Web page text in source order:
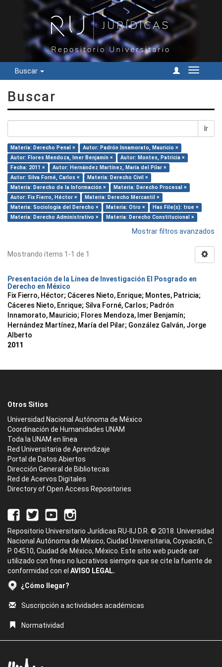
Buscar
Cambiar
Buscar
Ir
Materia: Derecho Penal ×
Autor: Padrón Innamorato, Mauricio ×
Autor: Flores Mendoza, Imer Benjamín ×
Autor: Montes, Patricia ×
Fecha: 2011 ×
Autor: Hernández Martínez, María del Pilar ×
Autor: Silva Forné, Carlos ×
Materia: Derecho Civil ×
Materia: Derecho de la Información ×
Materia: Derecho Procesal ×
Autor: Fix Fierro, Héctor ×
Materia: Derecho Mercantil ×
Materia: Sociología del Derecho ×
Materia: Otro ×
Has File(s): true ×
Materia: Derecho Administrativo ×
Materia: Derecho Constitucional ×
Mostrar filtros avanzados
Mostrando ítems 1-1 de 1
Presentación de la Línea de Investigación El Posgrado en
Derecho en México
Fix Fierro, Héctor; Cáceres Nieto, Enrique; Montes, Patricia;
Cáceres Nieto, Enrique; Silva Forné, Carlos; Padrón
Innamorato, Mauricio; Flores Mendoza, Imer Benjamín;
Hernández Martínez, María del Pilar; González Galván, Jorge
Alberto
2011
Otros Sitios
Universidad Nacional Autónoma de México
Coordinación de Humanidades UNAM
Toda la UNAM en línea
Red Universitaria de Aprendizaje
Portal de Datos Abiertos
Dirección General de Bibliotecas
Red de Acervos Digitales
Directory of Open Access Repositories
Repositorio Universitario Jurídicas RU-IIJ D.R. © 2018. Universidad
Nacional Autónoma de México, Ciudad Universitaria, Coyoacán, C.
P. 04510, Ciudad de México, México. Este sitio web puede ser
utilizado con fines no lucrativos siempre que se cite la fuente de
conformidad con el AVISO LEGAL.
¿Cómo llegar?
Suscripción a actividades académicas
Normatividad